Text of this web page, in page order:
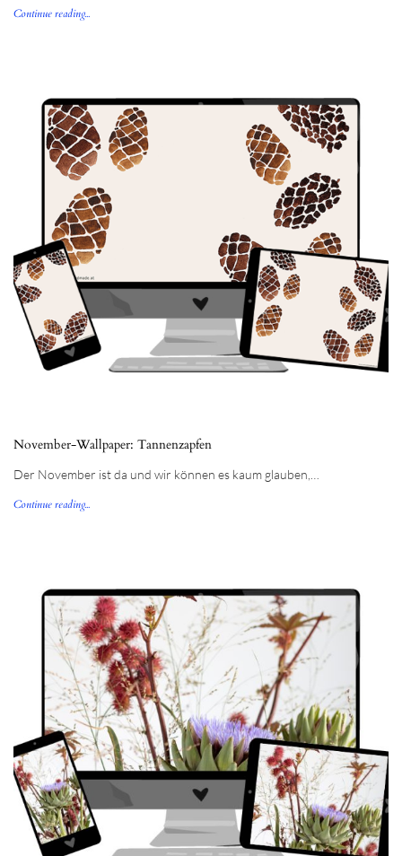
Continue reading...
November-Wallpaper: Tannenzapfen
Der November ist da und wir können es kaum glauben,…
Continue reading...